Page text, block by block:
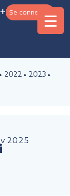
Se connecter
2022
2023
2025